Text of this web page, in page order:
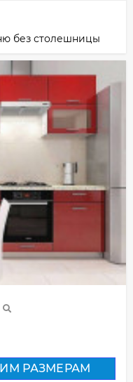
без столешницы
РАЗМЕРАМ